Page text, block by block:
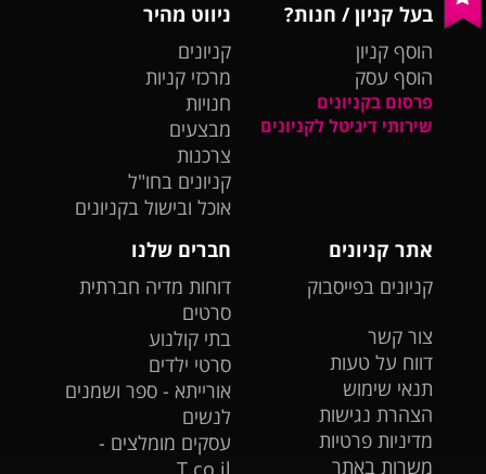
בעל קניון / חנות?
הוסף קניון
הוסף עסק
פרסום בקניונים
שירותי דיגיטל לקניונים
ניווט מהיר
קניונים
מרכזי קניות
חנויות
מבצעים
צרכנות
קניונים בחו"ל
אוכל ובישול בקניונים
אתר קניונים
קניונים בפייסבוק
צור קשר
דווח על טעות
תנאי שימוש
הצהרת נגישות
מדיניות פרטיות
משרות באתר
חברים שלנו
דוחות מדיה חברתית
סרטים
בתי קולנוע
סרטי ילדים
אורייתא - ספר ושמנים
לנשים
עסקים מומלצים -